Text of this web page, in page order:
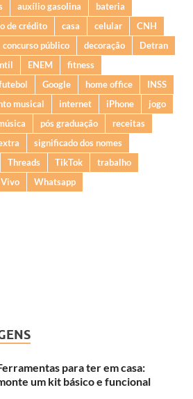
auxílio gasolina
bateria
de crédito casa celular
CNH
concurso público decoração
Detran
ENEM
fitness
Google home office
INSS
musical internet iPhone
jogo
pós graduação
receitas
significado dos nomes
Threads TikTok
trabalho
Vivo Whatsapp
para ter em casa:
um kit básico e funcional